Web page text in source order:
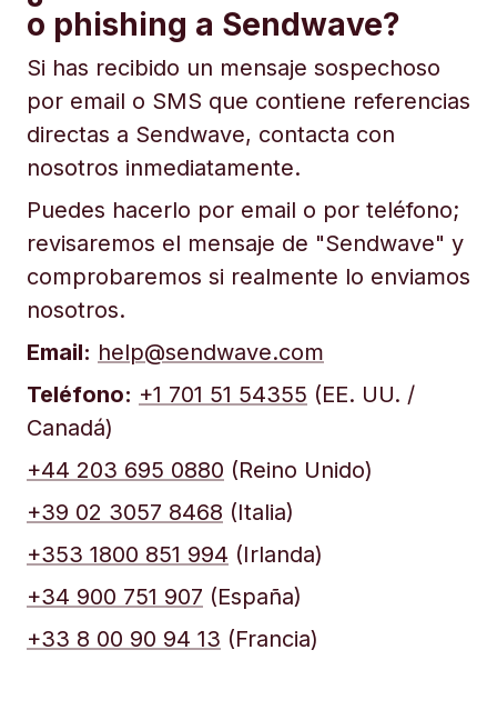
o phishing a Sendwave?
Si has recibido un mensaje sospechoso
por email o SMS que contiene referencias
directas a Sendwave, contacta con
nosotros inmediatamente.
Puedes hacerlo por email o por teléfono;
revisaremos el mensaje de "Sendwave" y
comprobaremos si realmente lo enviamos
nosotros.
Email: help@sendwave.com
Teléfono: +1 701 51 54355 (EE. UU. /
Canadá)
+44 203 695 0880 (Reino Unido)
+39 02 3057 8468 (Italia)
+353 1800 851 994 (Irlanda)
+34 900 751 907 (España)
+33 8 00 90 94 13 (Francia)